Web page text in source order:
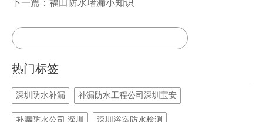
下一篇：福田防水堵漏小知识
热门标签
深圳防水补漏 补漏防水工程公司深圳宝安
补漏防水公司 深圳 深圳浴室防水检测